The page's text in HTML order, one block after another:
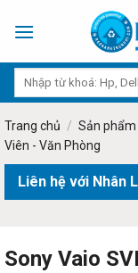
Trang chủ / Sản phẩm
Viên - Văn Phòng
Liên hệ với Nhân
Phạm Văn Bạch,
Sony Vaio